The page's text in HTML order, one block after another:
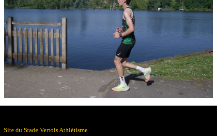
Résultats
Devenez bénévoles
Partenaires
Photos▼
Site du Stade Vertois Athlétisme